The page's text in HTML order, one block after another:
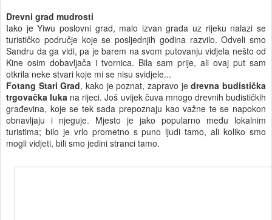
Drevni grad mudrosti
Iako je Yiwu poslovni grad, malo izvan grada uz rijeku nalazi se
turističko područje koje se posljednjih godina razvilo. Odveli smo
Sandru da ga vidi, pa je barem na svom putovanju vidjela nešto od
Kine osim dobavljača i tvornica. Bila sam prije, ali ovaj put sam
otkrila neke stvari koje mi se nisu svidjele...
Fotang Stari Grad, kako je poznat, zapravo jedrevna budistička
trgovačka luka na rijeci. Još uvijek čuva mnogo drevnih budističkih
građevina, koje se tek sada prepoznaju kao važne te se napokon
obnavljaju i njeguje. Mjesto je jako popularno među lokalnim
turistima; bilo je vrlo prometno s puno ljudi tamo, ali koliko smo
mogli vidjeti, bili smo jedini stranci tamo.